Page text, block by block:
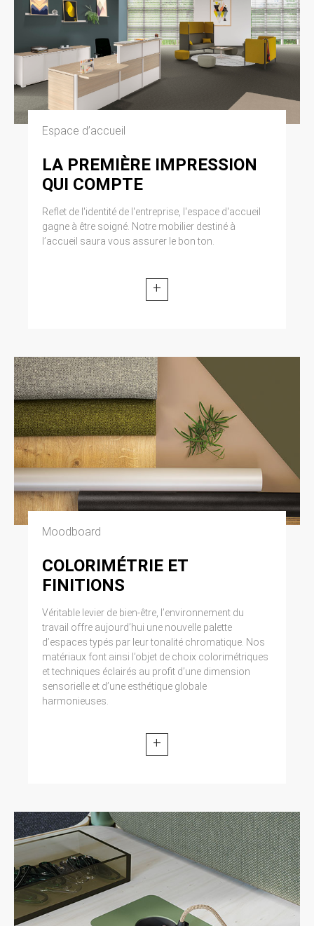
Espace d’accueil
LA PREMIÈRE IMPRESSION
QUI COMPTE
Reflet de l'identité de l'entreprise, l'espace d'accueil
gagne à être soigné. Notre mobilier destiné à
l’accueil saura vous assurer le bon ton.
+
Moodboard
COLORIMÉTRIE ET
FINITIONS
Véritable levier de bien-être, l’environnement du
travail offre aujourd’hui une nouvelle palette
d’espaces typés par leur tonalité chromatique. Nos
matériaux font ainsi l’objet de choix colorimétriques
et techniques éclairés au profit d’une dimension
sensorielle et d’une esthétique globale
harmonieuses.
+